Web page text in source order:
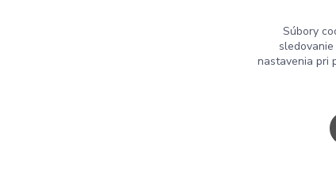
Súbory
nastavenia pri